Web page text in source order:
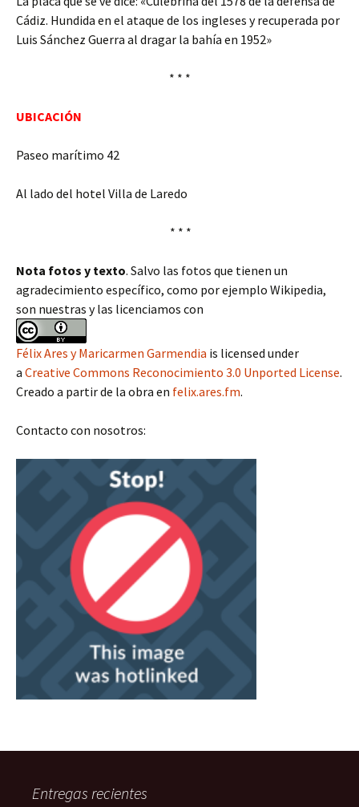
Cádiz. Hundida en el ataque de los ingleses y recuperada por
Luis Sánchez Guerra al dragar la bahía en 1952»
* * *
UBICACIÓN
Paseo marítimo 42
Al lado del hotel Villa de Laredo
* * *
Nota fotos y texto. Salvo las fotos que tienen un
agradecimiento específico, como por ejemplo Wikipedia,
son nuestras y las licenciamos con
Félix Ares y Maricarmen Garmendia is licensed under
a Creative Commons Reconocimiento 3.0 Unported License.
Creado a partir de la obra en felix.ares.fm.
Contacto con nosotros:
Entregas recientes